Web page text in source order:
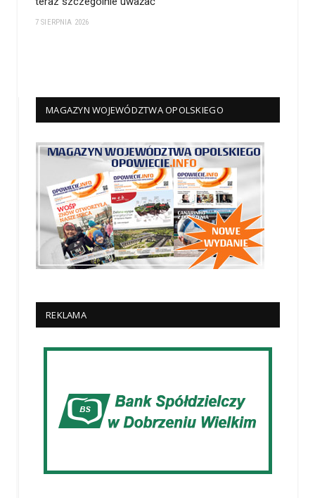
7 SIERPNIA 2026
MAGAZYN WOJEWÓDZTWA OPOLSKIEGO
REKLAMA